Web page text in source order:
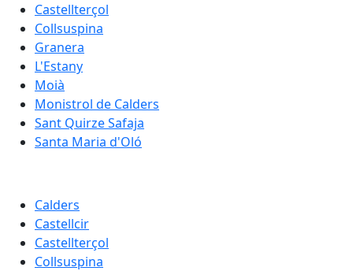
Castellterçol
Collsuspina
Granera
L'Estany
Moià
Monistrol de Calders
Sant Quirze Safaja
Santa Maria d'Oló
Calders
Castellcir
Castellterçol
Collsuspina